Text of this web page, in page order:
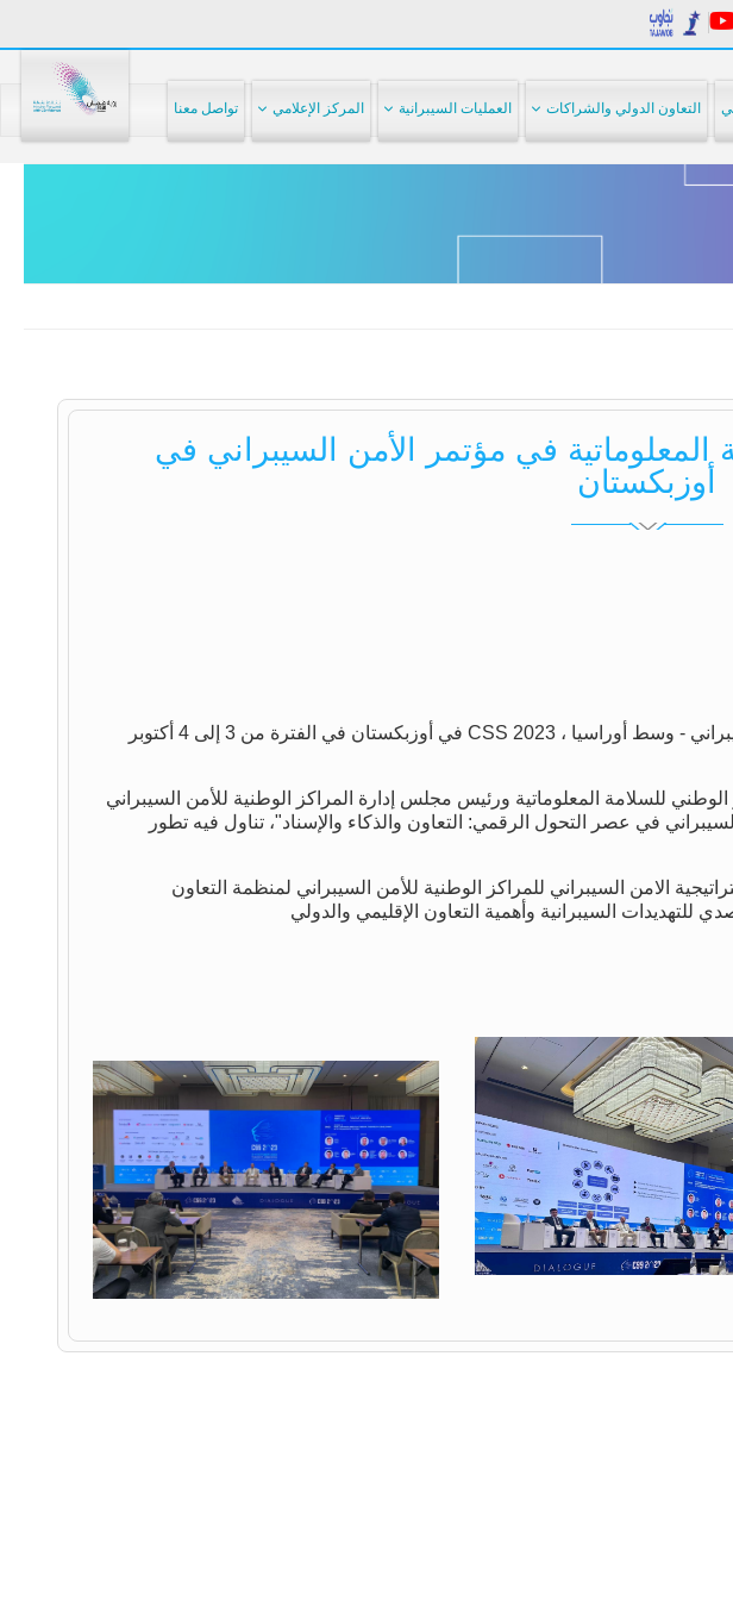
التعاون الدولي والشراكات العمليات السيبرانية المركز الإعلامي تواصل معنا
في مؤتمر الأمن السيبراني في
أوزبكستان
- وسط أوراسيا ،CSS 2023
في أوزبكستان في الفترة من 3 إلى 4 أكتوبر
للسلامة المعلوماتية ورئيس مجلس إدارة المراكز الوطنية للأمن السيبراني
في عصر التحول الرقمي: التعاون والذكاء والإسناد"، تناول فيه تطور
الامن السيبراني للمراكز الوطنية للأمن السيبراني لمنظمة التعاون
للتهديدات السيبرانية وأهمية التعاون الإقليمي والدولي